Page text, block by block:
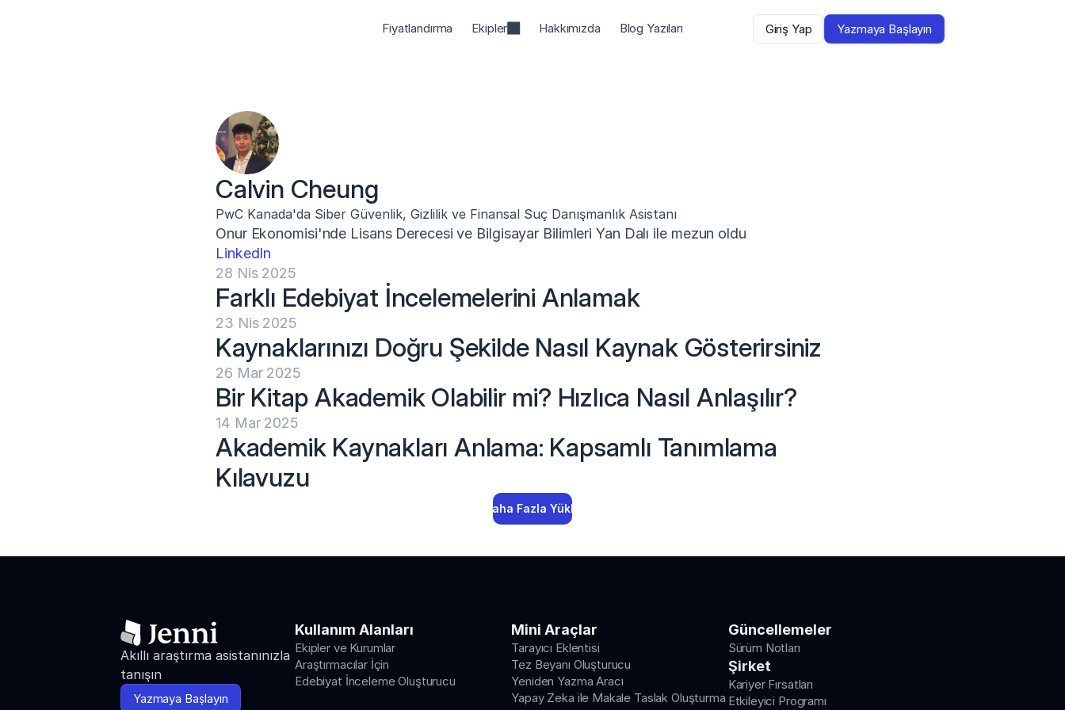
Fiyatlandırma Ekipler Hakkımızda Blog Yazıları Giriş Yap Yazmaya Başlayın
Calvin Cheung
PwC Kanada'da Siber Güvenlik, Gizlilik ve Finansal Suç Danışmanlık Asistanı
Onur Ekonomisi'nde Lisans Derecesi ve Bilgisayar Bilimleri Yan Dalı ile mezun oldu
LinkedIn
28 Nis 2025
Farklı Edebiyat İncelemelerini Anlamak
23 Nis 2025
Kaynaklarınızı Doğru Şekilde Nasıl Kaynak Gösterirsiniz
26 Mar 2025
Bir Kitap Akademik Olabilir mi? Hızlıca Nasıl Anlaşılır?
14 Mar 2025
Akademik Kaynakları Anlama: Kapsamlı Tanımlama
Kılavuzu
Daha Fazla Yükle
Akıllı araştırma asistanınızla
tanışın
Yazmaya Başlayın
Kullanım Alanları
Ekipler ve Kurumlar
Araştırmacılar İçin
Edebiyat İnceleme Oluşturucu
Mini Araçlar
Tarayıcı Eklentisi
Tez Beyanı Oluşturucu
Yeniden Yazma Aracı
Yapay Zeka ile Makale Taslak Oluşturma
Güncellemeler
Sürüm Notları
Şirket
Kariyer Fırsatları
Etkileyici Programı